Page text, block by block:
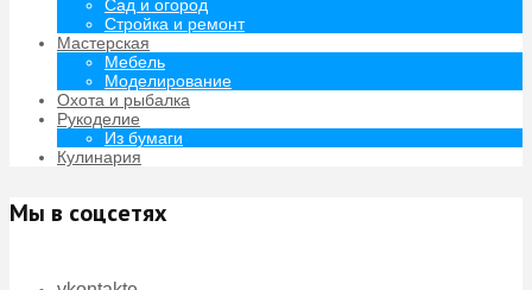
Сад и огород
Стройка и ремонт
Мастерская
Мебель
Моделирование
Охота и рыбалка
Рукоделие
Из бумаги
Кулинария
Мы в соцсетях